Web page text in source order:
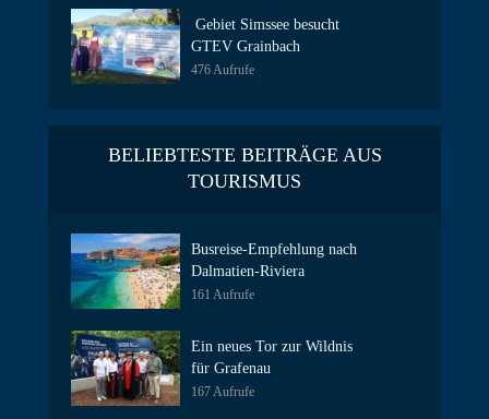
Gebiet Simssee besucht
GTEV Grainbach
476 Aufrufe
BELIEBTESTE BEITRÄGE AUS
TOURISMUS
Busreise-Empfehlung nach
Dalmatien-Riviera
161 Aufrufe
Ein neues Tor zur Wildnis
für Grafenau
167 Aufrufe